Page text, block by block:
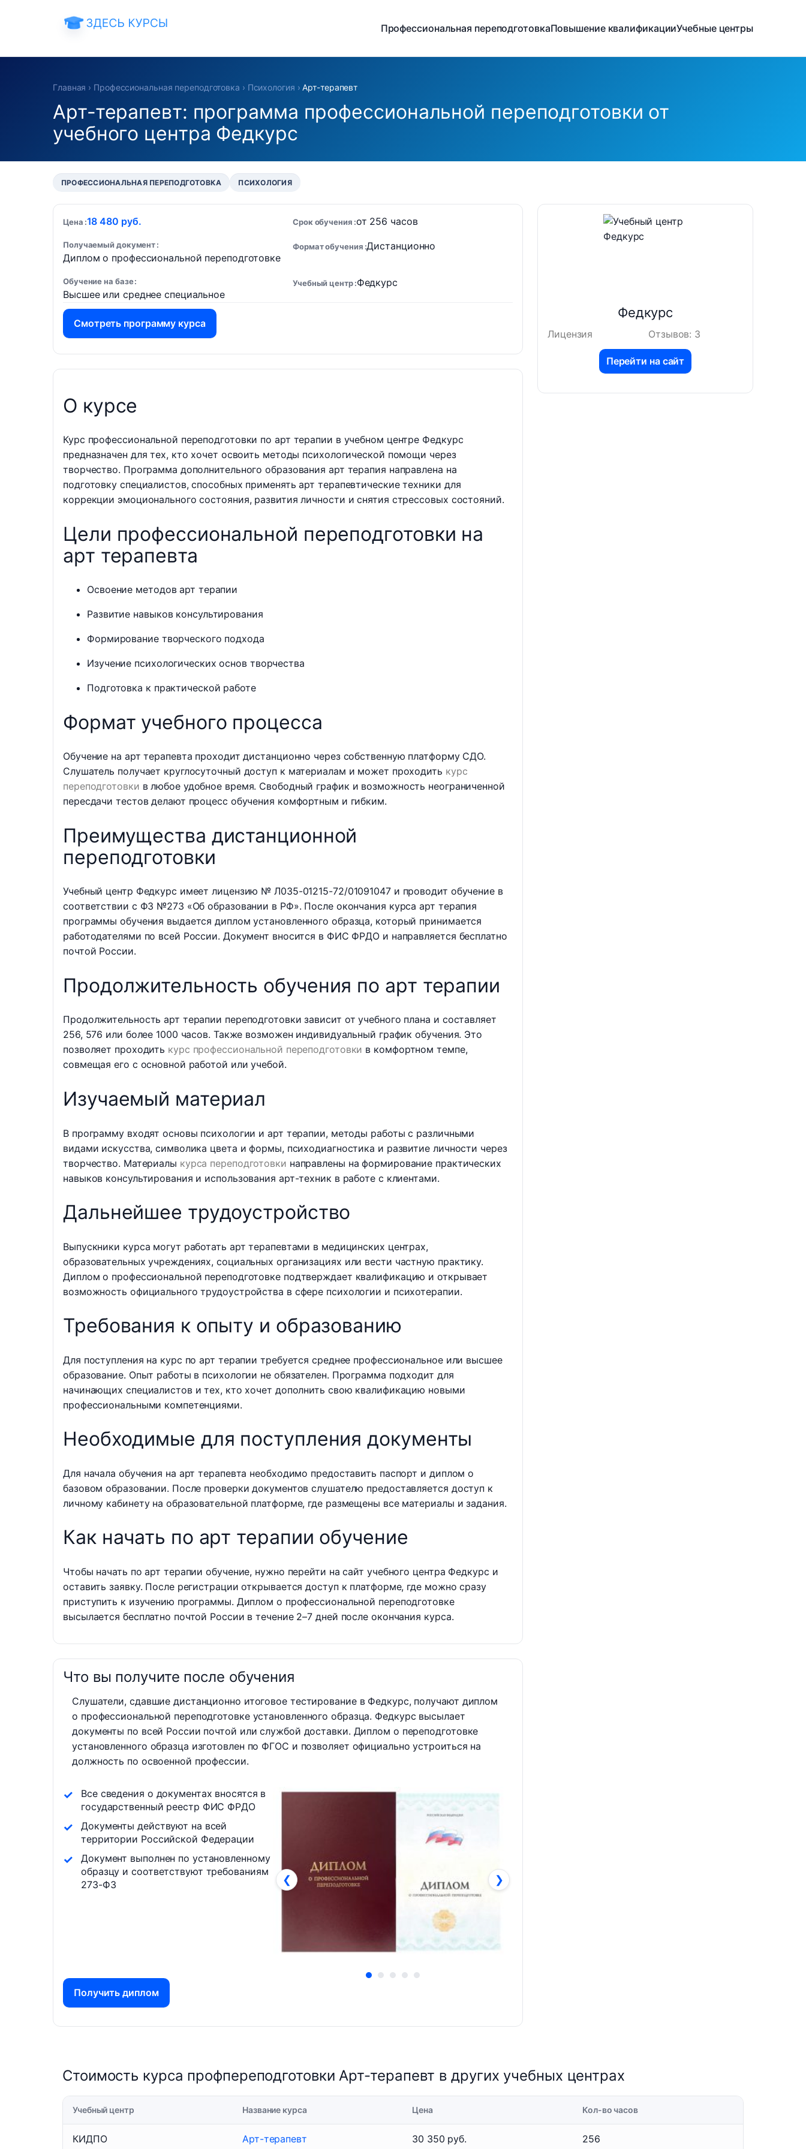
Профессиональная переподготовкаПовышение квалификацииУчебные центры
Главная › Профессиональная переподготовка › Психология ›Арт-терапевт
Арт-терапевт: программа профессиональной переподготовки от
учебного центра Федкурс
ПРОФЕССИОНАЛЬНАЯ ПЕРЕПОДГОТОВКА ПСИХОЛОГИЯ
Цена 18 480 руб. Срок обучения от 256 часов
Получаемый документ
Диплом о профессиональной переподготовке
Формат обучения Дистанционно
Обучение на базе
Высшее или среднее специальное
Учебный центр Федкурс
Смотреть программу курса
О курсе
Курс профессиональной переподготовки по арт терапии в учебном центре Федкурс
предназначен для тех, кто хочет освоить методы психологической помощи через
творчество. Программа дополнительного образования арт терапия направлена на
подготовку специалистов, способных применять арт терапевтические техники для
коррекции эмоционального состояния, развития личности и снятия стрессовых состояний.
Цели профессиональной переподготовки на
арт терапевта
Освоение методов арт терапии
Развитие навыков консультирования
Формирование творческого подхода
Изучение психологических основ творчества
Подготовка к практической работе
Формат учебного процесса
Обучение на арт терапевта проходит дистанционно через собственную платформу СДО.
Слушатель получает круглосуточный доступ к материалам и может проходить курс
переподготовки в любое удобное время. Свободный график и возможность неограниченной
пересдачи тестов делают процесс обучения комфортным и гибким.
Преимущества дистанционной
переподготовки
Учебный центр Федкурс имеет лицензию № Л035-01215-72/01091047 и проводит обучение в
соответствии с ФЗ №273 «Об образовании в РФ». После окончания курса арт терапия
программы обучения выдается диплом установленного образца, который принимается
работодателями по всей России. Документ вносится в ФИС ФРДО и направляется бесплатно
почтой России.
Продолжительность обучения по арт терапии
Продолжительность арт терапии переподготовки зависит от учебного плана и составляет
256, 576 или более 1000 часов. Также возможен индивидуальный график обучения. Это
позволяет проходить курс профессиональной переподготовки в комфортном темпе,
совмещая его с основной работой или учебой.
Изучаемый материал
В программу входят основы психологии и арт терапии, методы работы с различными
видами искусства, символика цвета и формы, психодиагностика и развитие личности через
творчество. Материалы курса переподготовки направлены на формирование практических
навыков консультирования и использования арт-техник в работе с клиентами.
Дальнейшее трудоустройство
Выпускники курса могут работать арт терапевтами в медицинских центрах,
образовательных учреждениях, социальных организациях или вести частную практику.
Диплом о профессиональной переподготовке подтверждает квалификацию и открывает
возможность официального трудоустройства в сфере психологии и психотерапии.
Требования к опыту и образованию
Для поступления на курс по арт терапии требуется среднее профессиональное или высшее
образование. Опыт работы в психологии не обязателен. Программа подходит для
начинающих специалистов и тех, кто хочет дополнить свою квалификацию новыми
профессиональными компетенциями.
Необходимые для поступления документы
Для начала обучения на арт терапевта необходимо предоставить паспорт и диплом о
базовом образовании. После проверки документов слушателю предоставляется доступ к
личному кабинету на образовательной платформе, где размещены все материалы и задания.
Как начать по арт терапии обучение
Чтобы начать по арт терапии обучение, нужно перейти на сайт учебного центра Федкурс и
оставить заявку. После регистрации открывается доступ к платформе, где можно сразу
приступить к изучению программы. Диплом о профессиональной переподготовке
высылается бесплатно почтой России в течение 2–7 дней после окончания курса.
Что вы получите после обучения
Слушатели, сдавшие дистанционно итоговое тестирование в Федкурс, получают диплом
о профессиональной переподготовке установленного образца. Федкурс высылает
документы по всей России почтой или службой доставки. Диплом о переподготовке
установленного образца изготовлен по ФГОС и позволяет официально устроиться на
должность по освоенной профессии.
Все сведения о документах вносятся в
государственный реестр ФИС ФРДО
Документы действуют на всей
территории Российской Федерации
Документ выполнен по установленному
образцу и соответствуют требованиям
273-ФЗ
❮ ❯
Получить диплом
Федкурс
Лицензия Отзывов: 3
Перейти на сайт
Стоимость курса профпереподготовки Арт-терапевт в других учебных центрах
Учебный центр Название курса Цена Кол-во часов
КИДПО Арт-терапевт 30 350 руб. 256